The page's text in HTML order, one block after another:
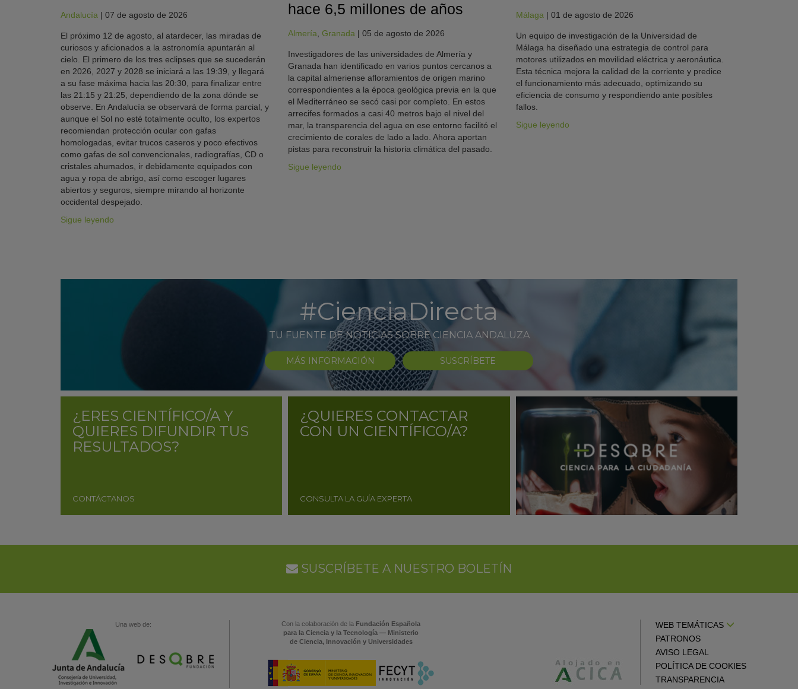
Andalucía | 07 de agosto de 2026
El próximo 12 de agosto, al atardecer, las miradas de
curiosos y aficionados a la astronomía apuntarán al
cielo. El primero de los tres eclipses que se sucederán
en 2026, 2027 y 2028 se iniciará a las 19:39, y llegará
a su fase máxima hacia las 20:30, para finalizar entre
las 21:15 y 21:25, dependiendo de la zona dónde se
observe. En Andalucía se observará de forma parcial, y
aunque el Sol no esté totalmente oculto, los expertos
recomiendan protección ocular con gafas
homologadas, evitar trucos caseros y poco efectivos
como gafas de sol convencionales, radiografías, CD o
cristales ahumados, ir debidamente equipados con
agua y ropa de abrigo, así como escoger lugares
abiertos y seguros, siempre mirando al horizonte
occidental despejado.
Sigue leyendo
hace 6,5 millones de años
Almería,Granada |05 de agosto de 2026
Investigadores de las universidades de Almería y
Granada han identificado en varios puntos cercanos a
la capital almeriense afloramientos de origen marino
correspondientes a la época geológica previa en la que
el Mediterráneo se secó casi por completo. En estos
arrecifes formados a casi 40 metros bajo el nivel del
mar, la transparencia del agua en ese entorno facilitó el
crecimiento de corales de lado a lado. Ahora aportan
pistas para reconstruir la historia climática del pasado.
Sigue leyendo
Málaga| 01 de agosto de 2026
Un equipo de investigación de la Universidad de
Málaga ha diseñado una estrategia de control para
motores utilizados en movilidad eléctrica y aeronáutica.
Esta técnica mejora la calidad de la corriente y predice
el funcionamiento más adecuado, optimizando su
eficiencia de consumo y respondiendo ante posibles
fallos.
Sigue leyendo
#CienciaDirecta
TU FUENTE DE NOTICIAS SOBRE CIENCIA ANDALUZA
MÁS INFORMACIÓN SUSCRÍBETE
¿ERES CIENTÍFICO/A Y
QUIERES DIFUNDIR TUS
RESULTADOS?
CONTÁCTANOS
¿QUIERES CONTACTAR
CON UN CIENTÍFICO/A?
CONSULTA LA GUÍA EXPERTA
SUSCRÍBETE A NUESTRO BOLETÍN
Una web de: Con la colaboración de la Fundación Española
para la Ciencia y la Tecnología — Ministerio
de Ciencia, Innovación y Universidades
WEB TEMÁTICAS
PATRONOS
AVISO LEGAL
POLÍTICA DE COOKIES
TRANSPARENCIA